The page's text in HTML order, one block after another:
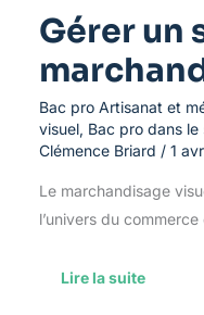
Gérer un
Bac pro Artisanat et
visuel, Bac pro dans
Clémence Briard / 1
Le marchandisage
l’univers du
Lire la suite